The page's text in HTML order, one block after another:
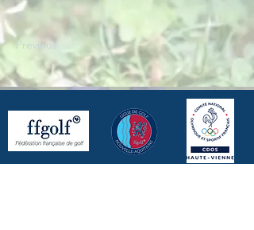
Previous